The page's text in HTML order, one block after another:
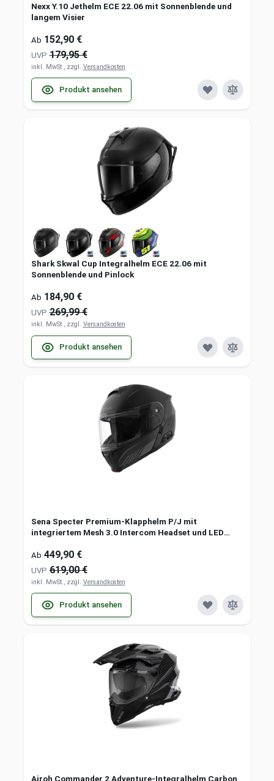
Nexx Y.10 Jethelm ECE 22.06 mit Sonnenblende und
langem Visier
Ab 152,90 €
UVP 179,95 €
inkl. MwSt., zzgl. Versandkosten
Produkt ansehen
Shark Skwal Cup Integralhelm ECE 22.06 mit
Sonnenblende und Pinlock
Ab 184,90 €
UVP 269,99 €
inkl. MwSt., zzgl. Versandkosten
Produkt ansehen
Sena Specter Premium-Klapphelm P/J mit
integriertem Mesh 3.0 Intercom Headset und LED
Ab 449,90 €
UVP 619,00 €
inkl. MwSt., zzgl. Versandkosten
Produkt ansehen
Airoh Commander 2 Adventure-Integralhelm Carbon